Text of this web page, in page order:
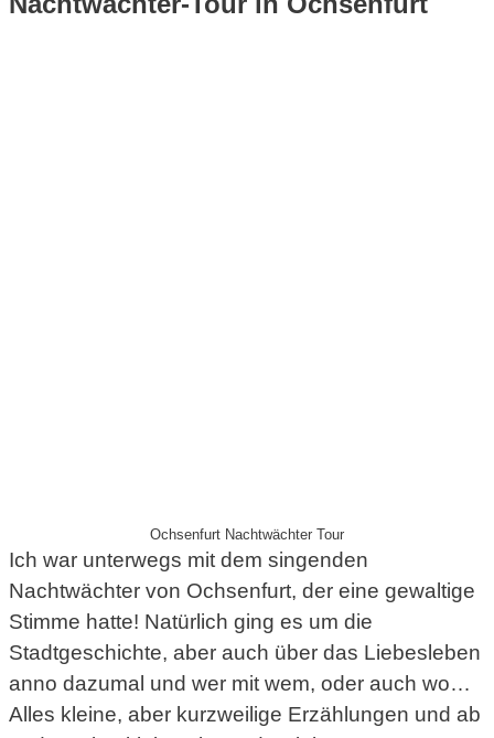
Ochsenfurt Nachtwächter Tour
Ich war unterwegs mit dem singenden
Nachtwächter von Ochsenfurt, der eine gewaltige
Stimme hatte! Natürlich ging es um die
Stadtgeschichte, aber auch über das Liebesleben
anno dazumal und wer mit wem, oder auch wo…
Alles kleine, aber kurzweilige Erzählungen und ab